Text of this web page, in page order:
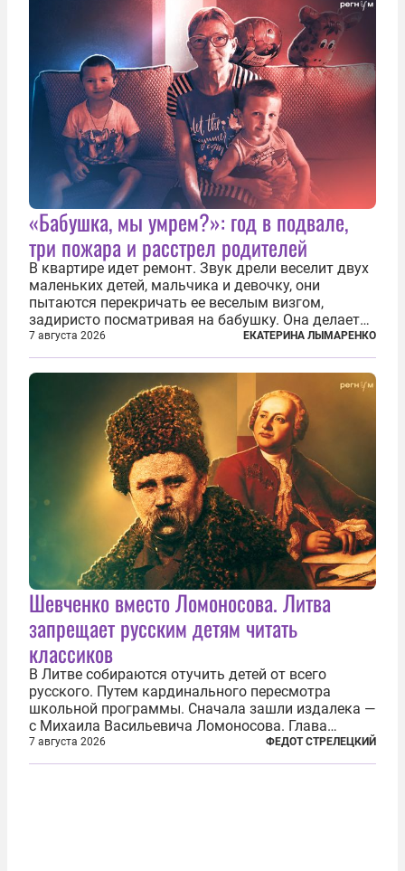
«Бабушка, мы умрем?»: год в подвале,
три пожара и расстрел родителей
В квартире идет ремонт. Звук дрели веселит двух
маленьких детей, мальчика и девочку, они
пытаются перекричать ее веселым визгом,
задиристо посматривая на бабушку. Она делает
им замечание, но внуки чувствуют, что она
сердится невсерьез. И это правда: дрель, конечно,
сверлит противно, но всё...
7 августа 2026 ЕКАТЕРИНА ЛЫМАРЕНКО
Шевченко вместо Ломоносова. Литва
запрещает русским детям читать
классиков
В Литве собираются отучить детей от всего
русского. Путем кардинального пересмотра
школьной программы. Сначала зашли издалека —
с Михаила Васильевича Ломоносова. Глава
правительства Литвы Миндаугас Синкявичюс
предложил исключить его тексты из программ
7 августа 2026 ФЕДОТ СТРЕЛЕЦКИЙ